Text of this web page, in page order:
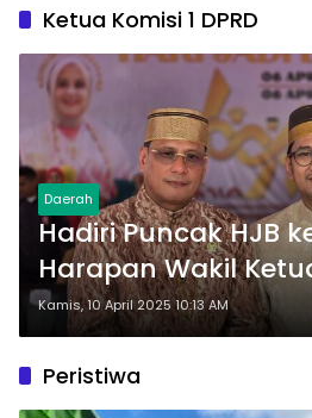
Ketua Komisi 1 DPRD
Daerah
Hadiri Puncak HJB
Harapan Wakil
DPD RI Waris Halid
Kamis, 10 April 2025 10:13 AM
Peristiwa